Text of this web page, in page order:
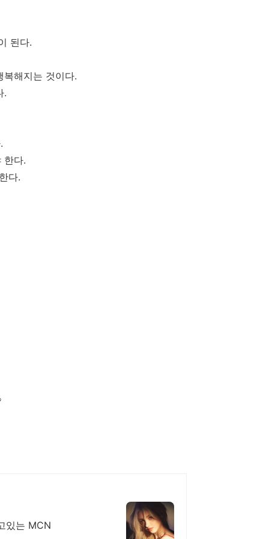
된다.
해지는 것이다.
.
한다.
다.
틱톡 공식MCN & 미디어랩사 총 9억8천만 팔로워를 보유하고있는 MCN